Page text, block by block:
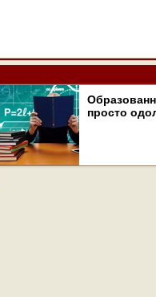
просто